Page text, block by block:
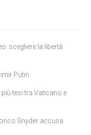
scegliere la libertà
Putin
più tesi tra Vaticano e
Snyder accusa